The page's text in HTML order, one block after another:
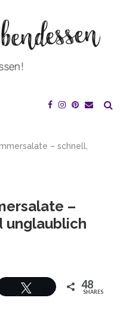
– schnell,
–
unglaublich
48
SHARES